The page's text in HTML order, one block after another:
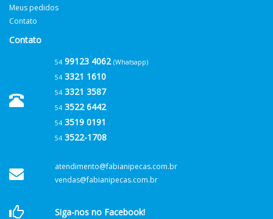
Meus pedidos
Contato
Contato
5499123 4062 (Whatsapp)
543321 1610
543321 3587
543522 6442
543519 0191
543522-1708
atendimento@fabianipecas.com.br
vendas@fabianipecas.com.br
Siga-nos no Facebook!